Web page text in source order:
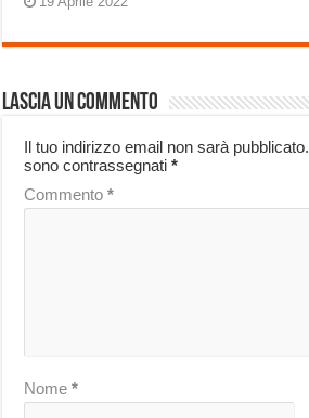
Lascia un commento
Il tuo indirizzo email non sarà pubblicato.
sono contrassegnati*
Commento*
Nome*